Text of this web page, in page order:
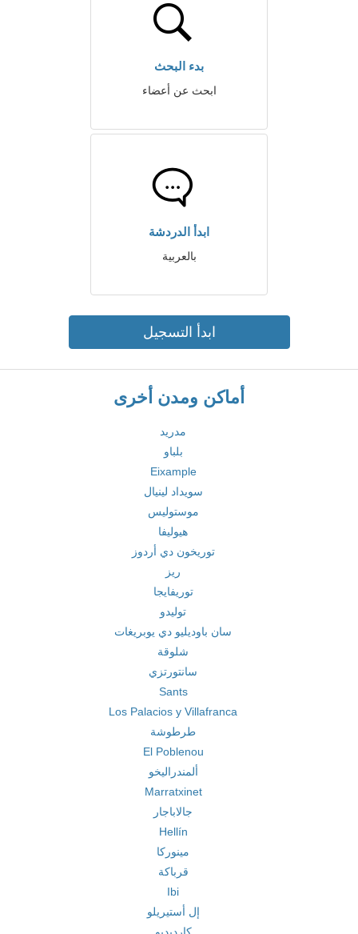
بدء البحث
ابحث عن أعضاء
ابدأ الدردشة
بالعربية
ابدأ التسجيل
أماكن ومدن أخرى
مدريد
بلباو
Eixample
سويداد لينيال
موستوليس
هيوليفا
توريخون دي أردوز
ريز
توريفايجا
توليدو
سان باوديليو دي يوبريغات
شلوقة
سانتورتزي
Sants
Los Palacios y Villafranca
طرطوشة
El Poblenou
ألمندراليخو
Marratxinet
جالاباجار
Hellín
مينوركا
قرباكة
Ibi
إل أستيريلو